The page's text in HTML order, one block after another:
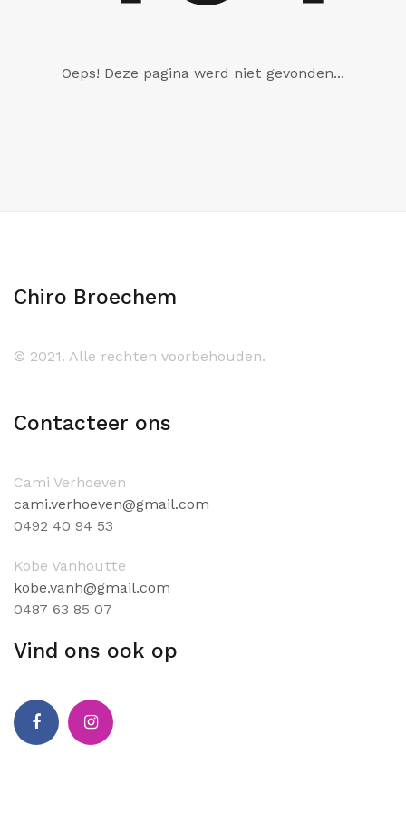
Oeps! Deze pagina werd niet gevonden...
Chiro Broechem
© 2021. Alle rechten voorbehouden.
Contacteer ons
Cami Verhoeven
cami.verhoeven@gmail.com
0492 40 94 53
Kobe Vanhoutte
kobe.vanh@gmail.com
0487 63 85 07
Vind ons ook op